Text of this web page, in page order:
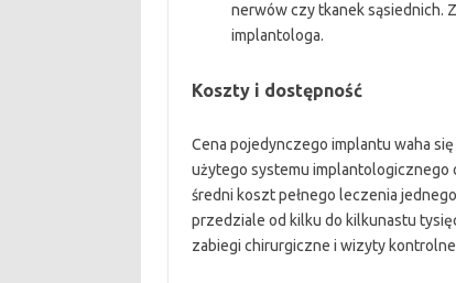
nerwów czy tkanek sąsiednich.
implantologa.
Koszty i dostępność
Cena pojedynczego implantu waha
użytego systemu implantologicznego
średni koszt pełnego leczenia
przedziale od kilku do kilkunastu
zabiegi chirurgiczne i wizyty